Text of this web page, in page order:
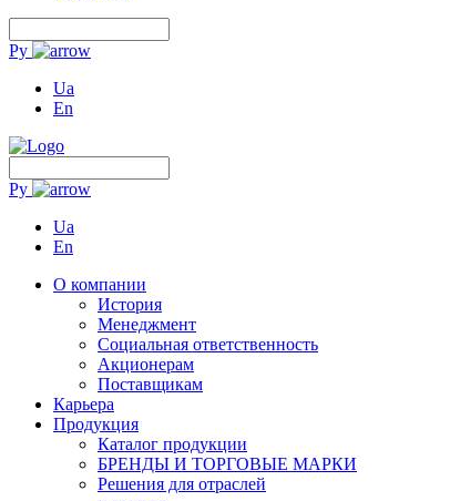
Ру
Ua
En
Ру
Ua
En
О компании
История
Менеджмент
Социальная ответственность
Акционерам
Поставщикам
Карьера
Продукция
Каталог продукции
БРЕНДЫ И ТОРГОВЫЕ МАРКИ
Решения для отраслей